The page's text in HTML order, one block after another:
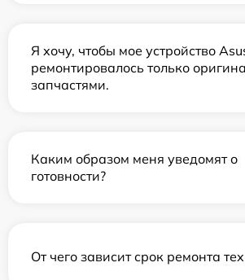
Я хочу, чтобы мое устройство
ремонтировалось только
запчастями.
Каким образом меня уведомят о
готовности?
От чего зависит срок ремонта